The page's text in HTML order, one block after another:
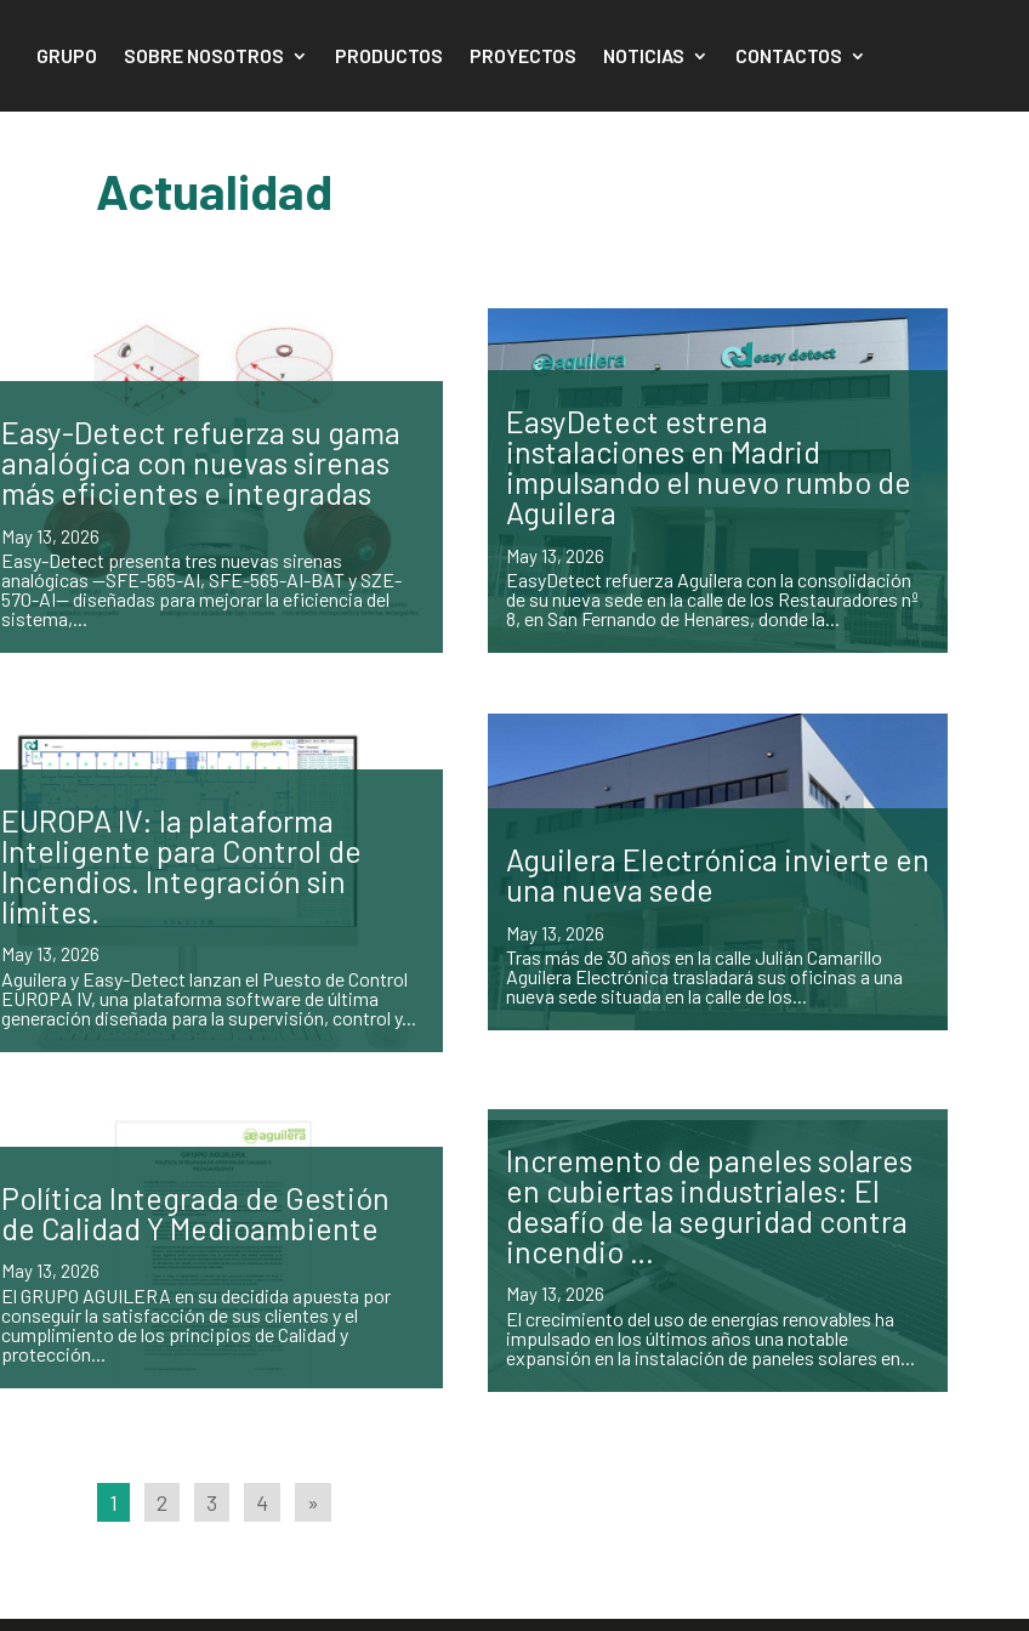
GRUPO SOBRE NOSOTROS PRODUCTOS PROYECTOS NOTICIAS CONTACTOS
Actualidad
Easy-Detect refuerza su gama
analógica con nuevas sirenas
más eficientes e integradas
May 13, 2026
Easy-Detect presenta tres nuevas sirenas
analógicas —SFE-565-AI, SFE-565-AI-BAT y SZE-
570-AI— diseñadas para mejorar la eficiencia del
sistema,...
EasyDetect estrena
instalaciones en Madrid
impulsando el nuevo rumbo de
Aguilera
May 13, 2026
EasyDetect refuerza Aguilera con la consolidación
de su nueva sede en la calle de los Restauradores nº
8, en San Fernando de Henares, donde la...
EUROPA IV: la plataforma
Inteligente para Control de
Incendios. Integración sin
límites.
May 13, 2026
Aguilera y Easy-Detect lanzan el Puesto de Control
EUROPA IV, una plataforma software de última
generación diseñada para la supervisión, control y...
Aguilera Electrónica invierte en
una nueva sede
May 13, 2026
Tras más de 30 años en la calle Julián Camarillo
Aguilera Electrónica trasladará sus oficinas a una
nueva sede situada en la calle de los...
Política Integrada de Gestión
de Calidad Y Medioambiente
May 13, 2026
El GRUPO AGUILERA en su decidida apuesta por
conseguir la satisfacción de sus clientes y el
cumplimiento de los principios de Calidad y
protección...
Incremento de paneles solares
en cubiertas industriales: El
desafío de la seguridad contra
incendio …
May 13, 2026
El crecimiento del uso de energías renovables ha
impulsado en los últimos años una notable
expansión en la instalación de paneles solares en...
1 2 3 4 »